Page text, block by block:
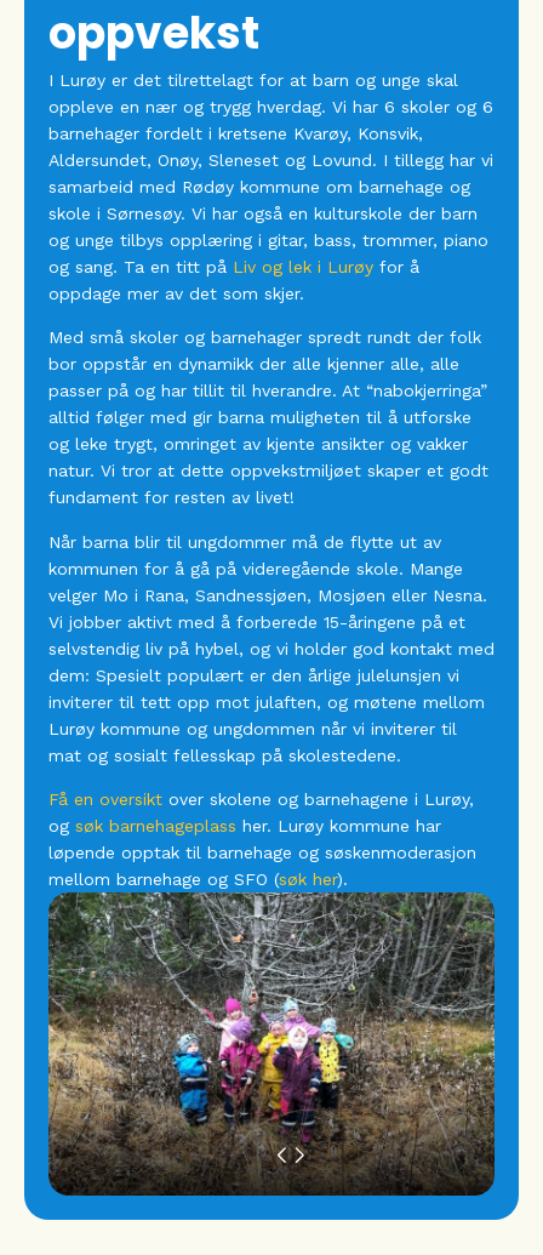
oppvekst
I Lurøy er det tilrettelagt for at barn og unge skal
oppleve en nær og trygg hverdag. Vi har 6 skoler og 6
barnehager fordelt i kretsene Kvarøy, Konsvik,
Aldersundet, Onøy, Sleneset og Lovund. I tillegg har vi
samarbeid med Rødøy kommune om barnehage og
skole i Sørnesøy. Vi har også en kulturskole der barn
og unge tilbys opplæring i gitar, bass, trommer, piano
og sang. Ta en titt på Liv og lek i Lurøy for å
oppdage mer av det som skjer.
Med små skoler og barnehager spredt rundt der folk
bor oppstår en dynamikk der alle kjenner alle, alle
passer på og har tillit til hverandre. At “nabokjerringa”
alltid følger med gir barna muligheten til å utforske
og leke trygt, omringet av kjente ansikter og vakker
natur. Vi tror at dette oppvekstmiljøet skaper et godt
fundament for resten av livet!
Når barna blir til ungdommer må de flytte ut av
kommunen for å gå på videregående skole. Mange
velger Mo i Rana, Sandnessjøen, Mosjøen eller Nesna.
Vi jobber aktivt med å forberede 15-åringene på et
selvstendig liv på hybel, og vi holder god kontakt med
dem: Spesielt populært er den årlige julelunsjen vi
inviterer til tett opp mot julaften, og møtene mellom
Lurøy kommune og ungdommen når vi inviterer til
mat og sosialt fellesskap på skolestedene.
Få en oversikt over skolene og barnehagene i Lurøy,
og søk barnehageplass her. Lurøy kommune har
løpende opptak til barnehage og søskenmoderasjon
mellom barnehage og SFO (søk her).